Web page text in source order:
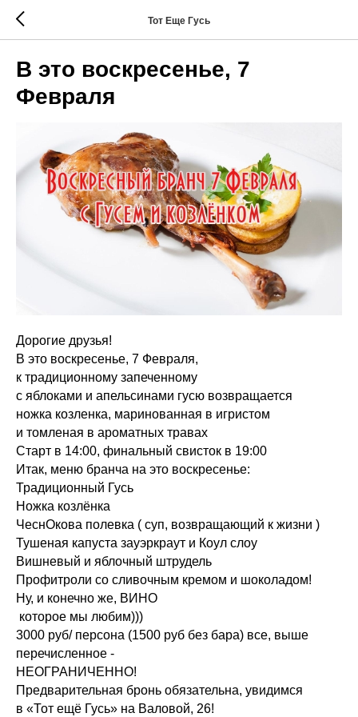
Тот Еще Гусь
В это воскресенье, 7
Февраля
Дорогие друзья!
В это воскресенье, 7 Февраля,
к традиционному запеченному
с яблоками и апельсинами гусю возвращается
ножка козленка, маринованная в игристом
и томленая в ароматных травах
Старт в 14:00, финальный свисток в 19:00
Итак, меню бранча на это воскресенье:
Традиционный Гусь
Ножка козлёнка
ЧеснОкова полевка ( суп, возвращающий к жизни )
Тушеная капуста зауэркраут и Коул слоу
Вишневый и яблочный штрудель
Профитроли со сливочным кремом и шоколадом!
Ну, и конечно же, ВИНО
которое мы любим)))
3000 руб/ персона (1500 руб без бара) все, выше
перечисленное -
НЕОГРАНИЧЕННО!
Предварительная бронь обязательна, увидимся
в «Тот ещё Гусь» на Валовой, 26!